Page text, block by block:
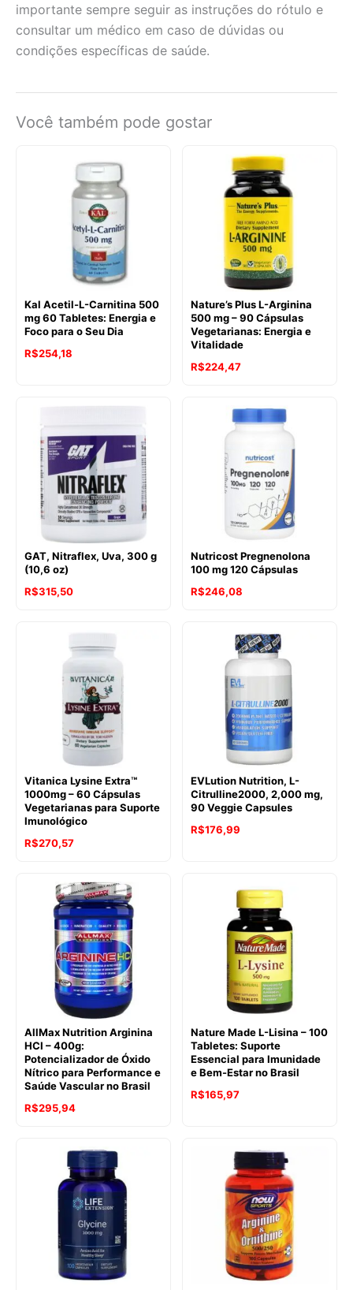
importante sempre seguir as instruções do rótulo e
consultar um médico em caso de dúvidas ou
condições específicas de saúde.
Você também pode gostar
Kal Acetil-L-Carnitina 500
mg 60 Tabletes: Energia e
Foco para o Seu Dia
R$254,18
Nature’s Plus L-Arginina
500 mg – 90 Cápsulas
Vegetarianas: Energia e
Vitalidade
R$224,47
GAT, Nitraflex, Uva, 300 g
(10,6 oz)
R$315,50
Nutricost Pregnenolona
100 mg 120 Cápsulas
R$246,08
Vitanica Lysine Extra™
1000mg – 60 Cápsulas
Vegetarianas para Suporte
Imunológico
R$270,57
EVLution Nutrition, L-
Citrulline2000, 2,000 mg,
90 Veggie Capsules
R$176,99
AllMax Nutrition Arginina
HCI – 400g:
Potencializador de Óxido
Nítrico para Performance e
Saúde Vascular no Brasil
R$295,94
Nature Made L-Lisina – 100
Tabletes: Suporte
Essencial para Imunidade
e Bem-Estar no Brasil
R$165,97